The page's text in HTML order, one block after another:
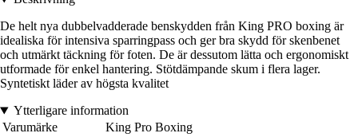
De helt nya dubbelvadderade benskydden från King PRO boxing är
idealiska för intensiva sparringpass och ger bra skydd för skenbenet
och utmärkt täckning för foten. De är dessutom lätta och ergonomiskt
utformade för enkel hantering. Stötdämpande skum i flera lager.
Syntetiskt läder av högsta kvalitet
Ytterligare information
Varumärke
King Pro Boxing